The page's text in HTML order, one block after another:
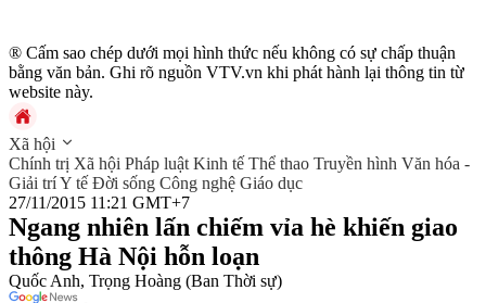
® Cấm sao chép dưới mọi hình thức nếu không có sự chấp thuận
bằng văn bản. Ghi rõ nguồn VTV.vn khi phát hành lại thông tin từ
website này.
Xã hội
Chính trị Xã hội Pháp luật Kinh tế Thể thao Truyền hình Văn hóa -
Giải tríY tế Đời sống Công nghệ Giáo dục
27/11/2015 11:21 GMT+7
Ngang nhiên lấn chiếm vỉa hè khiến giao
thông Hà Nội hỗn loạn
Quốc Anh, Trọng Hoàng (Ban Thời sự)